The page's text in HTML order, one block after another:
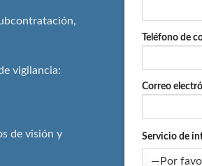
vigilancia:
de visión y
Teléfono de
Correo
Servicio de